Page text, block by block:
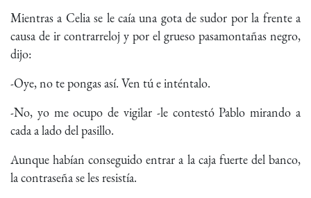
Mientras a Celia se le caía una gota de sudor por la frente a
causa de ir contrarreloj y por el grueso pasamontañas negro,
dijo:
-Oye, no te pongas así. Ven tú e inténtalo.
-No, yo me ocupo de vigilar -le contestó Pablo mirando a
cada a lado del pasillo.
Aunque habían conseguido entrar a la caja fuerte del banco,
la contraseña se les resistía.